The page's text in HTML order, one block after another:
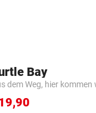
Bay
dem Weg, hier kommen